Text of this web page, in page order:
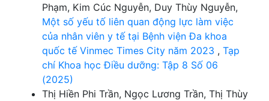
Phạm, Kim Cúc Nguyễn, Duy Thùy Nguyễn,
Một số yếu tố liên quan động lực làm việc
của nhân viên y tế tại Bệnh viện Đa khoa
quốc tế Vinmec Times City năm 2023 , Tạp
chí Khoa học Điều dưỡng: Tập 8 Số 06
(2025)
Thị Hiền Phi Trần, Ngọc Lương Trần, Thị Thùy